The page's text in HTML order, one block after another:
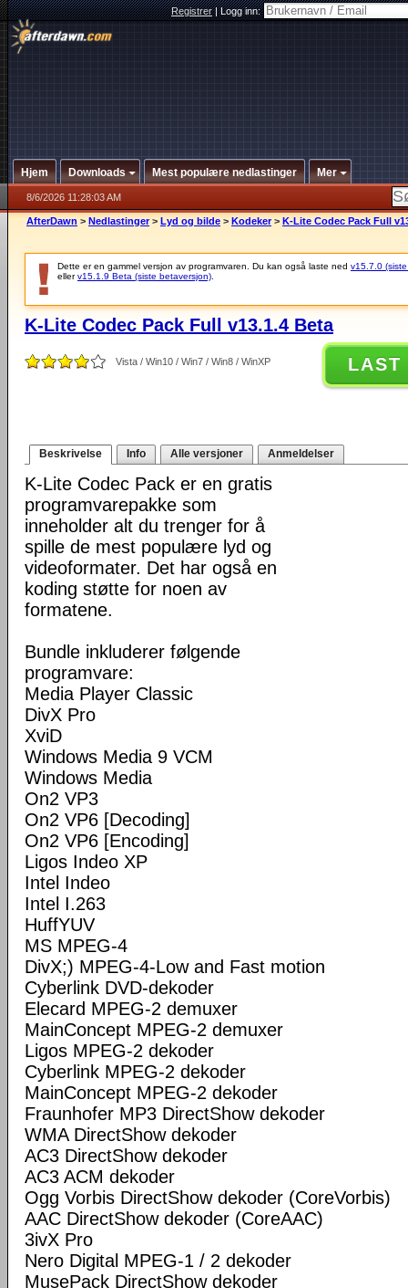
Registrer|Logg inn:
Hjem Downloads Mest populære nedlastinger Mer
8/6/2026 11:28:03 AM
AfterDawn > Nedlastinger > Lyd og bilde > Kodeker > K-Lite Codec Pack Full
Dette er en gammel versjon av programvaren. Du kan også laste ned v15.7.0
ellerv15.1.9 Beta (siste betaversjon)
K-Lite Codec Pack Full v13.1.4 Beta
Vista / Win10 / Win7 / Win8 / WinXP LAST
Beskrivelse Info Alle versjoner Anmeldelser
K-Lite Codec Pack er en gratis
programvarepakke som
inneholder alt du trenger for å
spille de mest populære lyd og
videoformater. Det har også en
koding støtte for noen av
formatene.
Bundle inkluderer følgende
programvare:
Media Player Classic
DivX Pro
XviD
Windows Media 9 VCM
Windows Media
On2 VP3
On2 VP6 [Decoding]
On2 VP6 [Encoding]
Ligos Indeo XP
Intel Indeo
Intel I.263
HuffYUV
MS MPEG-4
DivX;) MPEG-4-Low and Fast motion
Cyberlink DVD-dekoder
Elecard MPEG-2 demuxer
MainConcept MPEG-2 demuxer
Ligos MPEG-2 dekoder
Cyberlink MPEG-2 dekoder
MainConcept MPEG-2 dekoder
Fraunhofer MP3 DirectShow dekoder
WMA DirectShow dekoder
AC3 DirectShow dekoder
AC3 ACM dekoder
Ogg Vorbis DirectShow dekoder (CoreVorbis)
AAC DirectShow dekoder (CoreAAC)
3ivX Pro
Nero Digital MPEG-1 / 2 dekoder
MusePack DirectShow dekoder